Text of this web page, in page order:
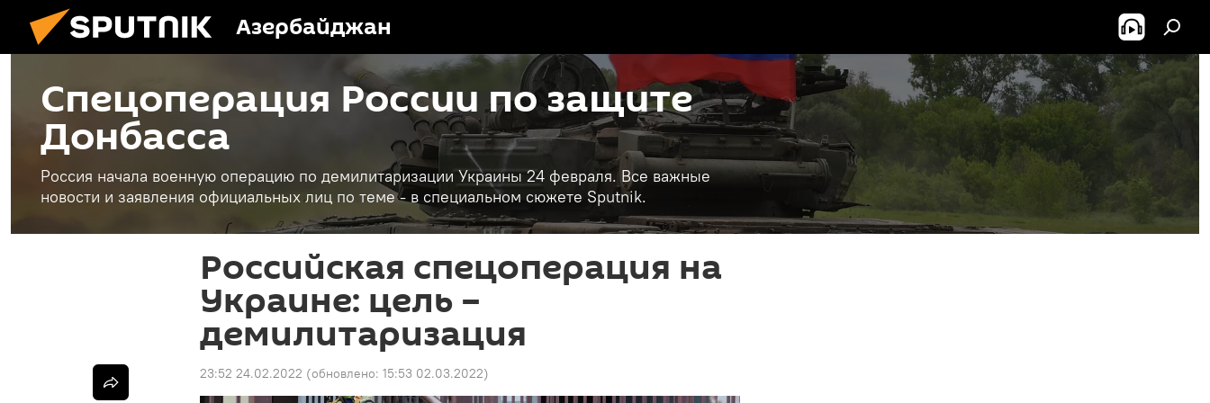
Азербайджан
Спецоперация России по защите
Донбасса
Россия начала военную операцию по демилитаризации Украины 24 февраля. Все важные
новости и заявления официальных лиц по теме - в специальном сюжете Sputnik.
Российская спецоперация на
Украине: цель –
демилитаризация
23:52 24.02.2022 (обновлено: 15:53 02.03.2022)